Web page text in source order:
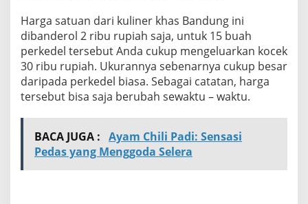
Harga satuan dari kuliner khas Bandung ini
dibanderol 2 ribu rupiah saja, untuk 15 buah
perkedel tersebut Anda cukup mengeluarkan kocek
30 ribu rupiah. Ukurannya sebenarnya cukup besar
daripada perkedel biasa. Sebagai catatan, harga
tersebut bisa saja berubah sewaktu – waktu.
BACA JUGA : Ayam Chili Padi: Sensasi
Pedas yang Menggoda Selera